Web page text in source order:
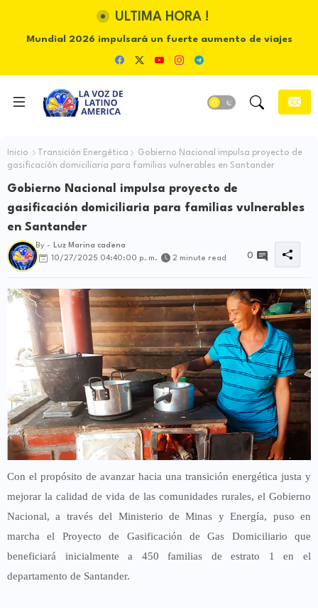
ULTIMA HORA !
Mundial 2026 impulsará un fuerte aumento de viajes
internacionales durante la temporada de vacaciones
Inicio Transición Energética
Gobierno Nacional impulsa proyecto de
gasificación domiciliaria para familias vulnerables en Santander
Gobierno Nacional impulsa proyecto de
gasificación domiciliaria para familias vulnerables
en Santander
By -
Luz Marina cadena
10/27/2025 04:40:00 p. m.
2 minute read 0
Con el propósito de avanzar hacia una transición energética justa y
mejorar la calidad de vida de las comunidades rurales, el Gobierno
Nacional, a través del Ministerio de Minas y Energía, puso en
marcha el Proyecto de Gasificación de Gas Domiciliario que
beneficiará inicialmente a 450 familias de estrato 1
en el
departamento de Santander.